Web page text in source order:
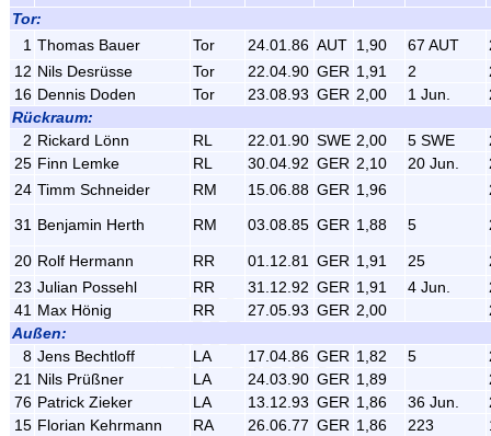
Tor:
1 Thomas Bauer Tor 24.01.86 AUT 1,90 67 AUT
12 Nils Desrüsse Tor 22.04.90 GER 1,91 2
16 Dennis Doden Tor 23.08.93 GER 2,00 1 Jun.
Rückraum:
2 Rickard Lönn RL 22.01.90 SWE 2,00 5 SWE
25 Finn Lemke RL 30.04.92 GER 2,10 20 Jun.
24 Timm Schneider RM 15.06.88 GER 1,96
31 Benjamin Herth RM 03.08.85 GER 1,88 5
20 Rolf Hermann RR 01.12.81 GER 1,91 25
23 Julian Possehl RR 31.12.92 GER 1,91 4 Jun.
41 Max Hönig RR 27.05.93 GER 2,00
Außen:
8 Jens Bechtloff LA 17.04.86 GER 1,82 5
21 Nils Prüßner LA 24.03.90 GER 1,89
76 Patrick Zieker LA 13.12.93 GER 1,86 36 Jun.
15 Florian Kehrmann RA 26.06.77 GER 1,86 223